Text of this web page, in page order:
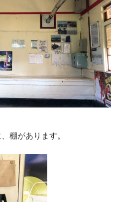
棚があります。